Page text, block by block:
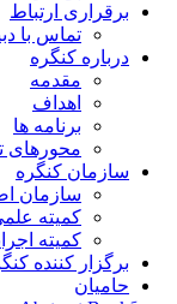
برقراری ارتباط
تماس با
درباره کنگره
مقدمه
اهداف
برنامه ها
محورهای
سازمان کنگره
سازمان
کمیته علمی
کمیته
برگزار کننده
حامیان